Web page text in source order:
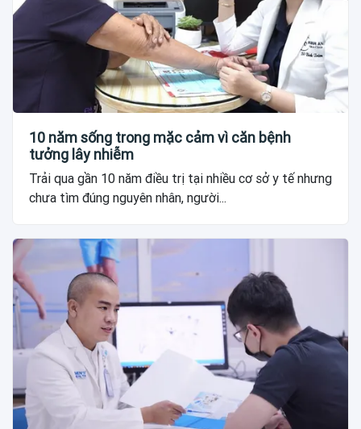
10 năm sống trong mặc cảm vì căn bệnh
tưởng lây nhiễm
Trải qua gần 10 năm điều trị tại nhiều cơ sở y tế nhưng
chưa tìm đúng nguyên nhân, người...